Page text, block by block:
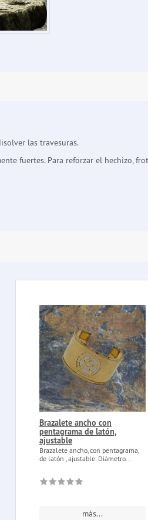
las travesuras.
fuertes. Para reforzar el hechizo,
Brazalete ancho con
pentagrama de latón,
ajustable
Brazalete ancho, con pentagrama,
de latón , ajustable. Diámetro...
más...